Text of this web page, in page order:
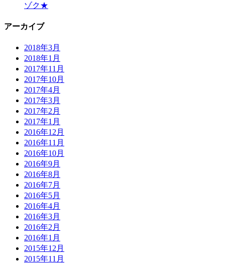
ゾク★
アーカイブ
2018年3月
2018年1月
2017年11月
2017年10月
2017年4月
2017年3月
2017年2月
2017年1月
2016年12月
2016年11月
2016年10月
2016年9月
2016年8月
2016年7月
2016年5月
2016年4月
2016年3月
2016年2月
2016年1月
2015年12月
2015年11月